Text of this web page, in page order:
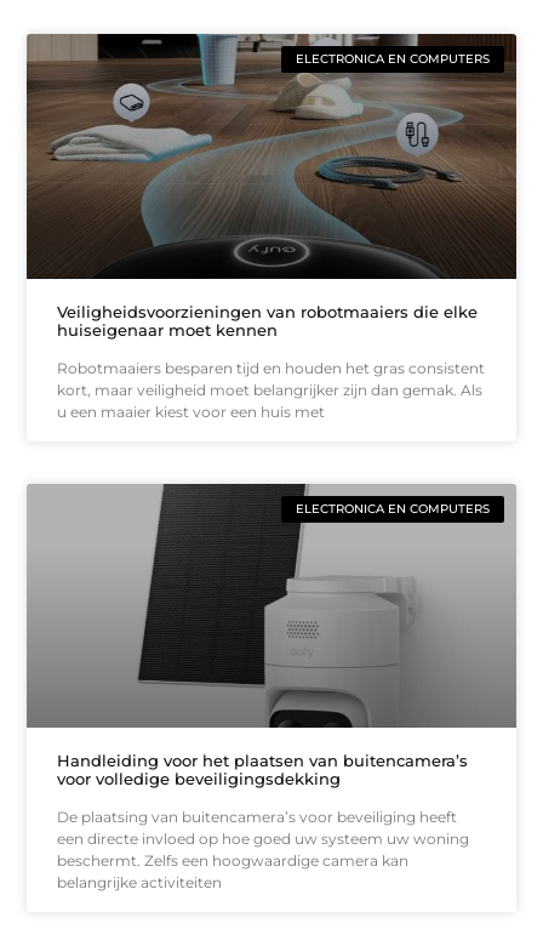
ELECTRONICA EN COMPUTERS
Veiligheidsvoorzieningen van robotmaaiers die elke
huiseigenaar moet kennen
Robotmaaiers besparen tijd en houden het gras consistent
kort, maar veiligheid moet belangrijker zijn dan gemak. Als
u een maaier kiest voor een huis met
ELECTRONICA EN COMPUTERS
Handleiding voor het plaatsen van buitencamera’s
voor volledige beveiligingsdekking
De plaatsing van buitencamera’s voor beveiliging heeft
een directe invloed op hoe goed uw systeem uw woning
beschermt. Zelfs een hoogwaardige camera kan
belangrijke activiteiten